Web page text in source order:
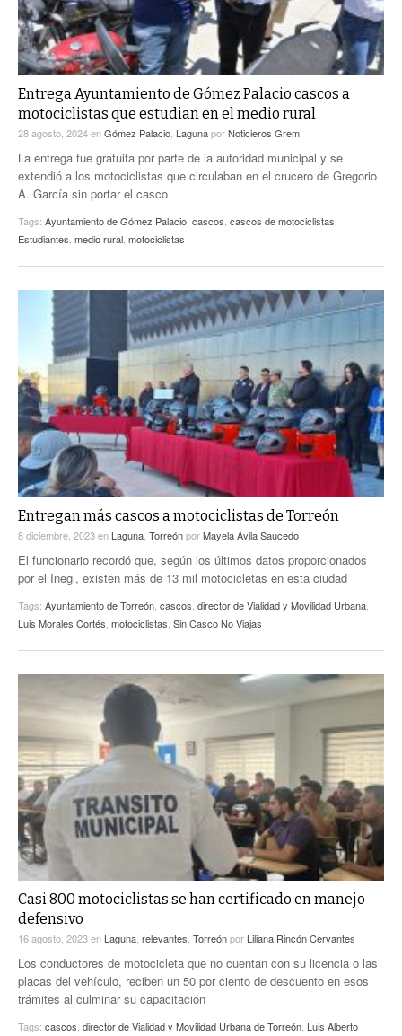
Entrega Ayuntamiento de Gómez Palacio cascos a
motociclistas que estudian en el medio rural
28 agosto, 2024enGómez Palacio LagunaporNoticieros Grem
La entrega fue gratuita por parte de la autoridad municipal y se
extendió a los motociclistas que circulaban en el crucero de Gregorio
A. García sin portar el casco
Tags: Ayuntamiento de Gómez Palacio cascos cascos de motociclistas
Estudiantes medio rural motociclistas
Entregan más cascos a motociclistas de Torreón
8 diciembre, 2023en Laguna TorreónporMayela Ávila Saucedo
El funcionario recordó que, según los últimos datos proporcionados
por el Inegi, existen más de 13 mil motocicletas en esta ciudad
Tags: Ayuntamiento de Torreón cascos director de Vialidad y Movilidad Urbana
Luis Morales Cortés motociclistas Sin Casco No Viajas
Casi 800 motociclistas se han certificado en manejo
defensivo
16 agosto, 2023en Laguna, relevantes, Torreónpor Liliana Rincón Cervantes
Los conductores de motocicleta que no cuentan con su licencia o las
placas del vehículo, reciben un 50 por ciento de descuento en esos
trámites al culminar su capacitación
Tags: cascos, director de Vialidad y Movilidad Urbana de Torreón, Luis Alberto